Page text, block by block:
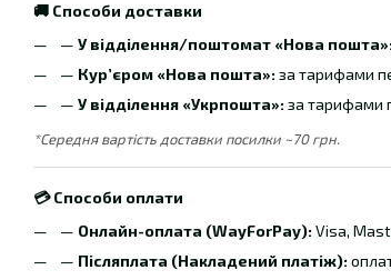
🚚 Способи доставки
— У відділення/поштомат «Нова
— Кур’єром «Нова пошта»:за тарифами
— У відділення «Укрпошта»:за тарифами
*Середня вартість доставки посилки ~70 грн.
💳 Способи оплати
— Онлайн-оплата (WayForPay):Visa,
— Післяплата (Накладений платіж):